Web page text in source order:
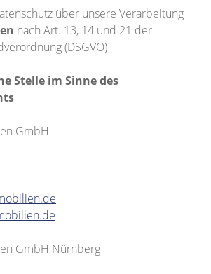
über unsere Verarbeitung
nach Art. 13, 14 und 21 der
(DSGVO)
Stelle im Sinne des
GmbH
GmbH Nürnberg